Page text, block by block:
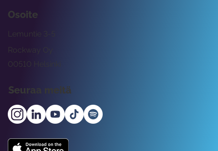
Osoite
Rockway Oy
Lemuntie 3-5
00510 Helsinki
Seuraa meitä